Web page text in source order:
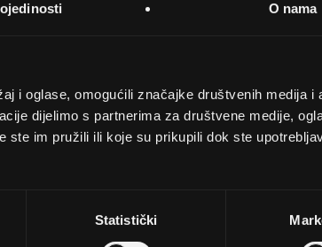
O nama
i oglase, omogućili značajke društvenih medija i
dijelimo s partnerima za društvene medije,
ste im pružili ili koje su prikupili dok ste
Statistički
UVJETI KUPNJE
Opći uvjeti poslovanja
Napredno pretraživanje